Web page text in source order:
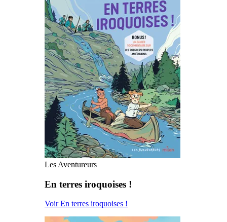
Les Aventureurs
En terres iroquoises !
Voir En terres iroquoises !